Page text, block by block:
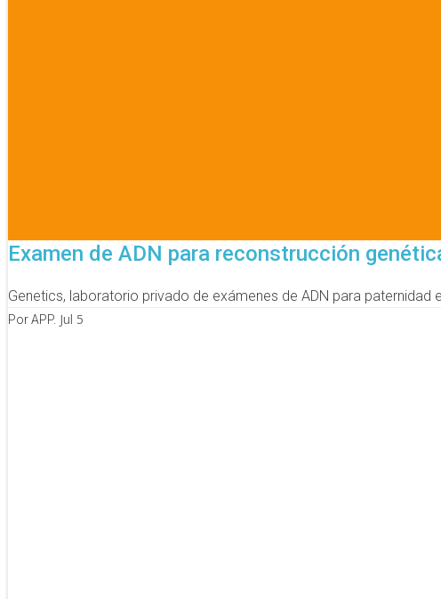
Examen de ADN para reconstrucción
Genetics, laboratorio privado de exámenes de ADN para paternidad
Por APP. Jul 5